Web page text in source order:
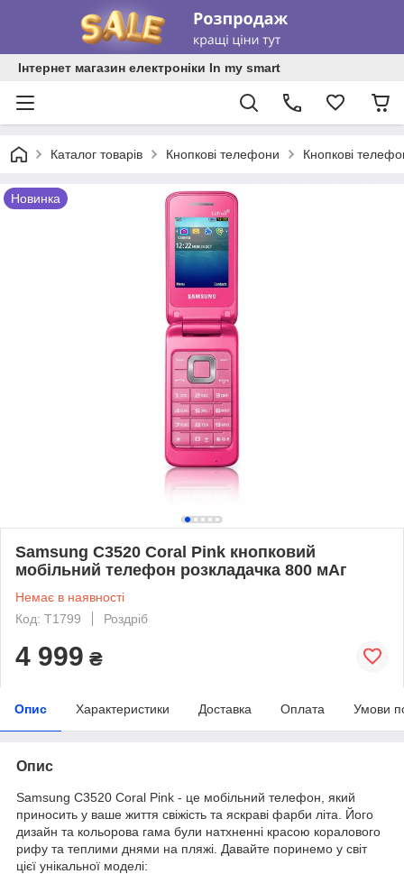
Інтернет магазин електроніки In my smart
Каталог товарів Кнопкові телефони Кнопкові
Новинка
Samsung C3520 Coral Pink кнопковий
мобільний телефон розкладачка 800 мАг
Немає в наявності
Код: T1799
Роздріб
4 999 ₴
Опис Характеристики Доставка Оплата Умови
Опис
Samsung C3520 Coral Pink - це мобільний телефон, який
приносить у ваше життя свіжість та яскраві фарби літа. Його
дизайн та кольорова гама були натхненні красою коралового
рифу та теплими днями на пляжі. Давайте поринемо у світ
цієї унікальної моделі: